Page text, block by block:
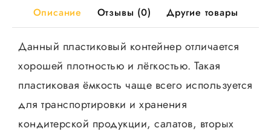
уп
Описание Отзывы (0) Другие товары
Данный пластиковый контейнер отличается
хорошей плотностью и лёгкостью. Такая
пластиковая ёмкость чаще всего используется
для транспортировки и хранения
кондитерской продукции, салатов, вторых